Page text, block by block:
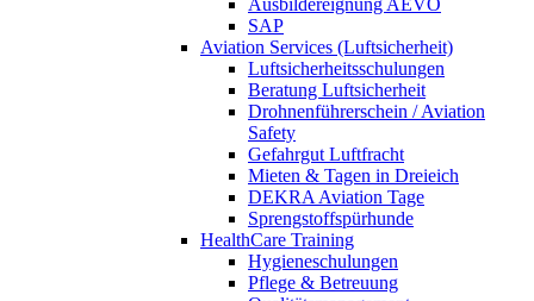
SAP
Aviation Services (Luftsicherheit)
Luftsicherheitsschulungen
Beratung Luftsicherheit
Drohnenführerschein / Aviation
Safety
Gefahrgut Luftfracht
Mieten & Tagen in Dreieich
DEKRA Aviation Tage
Sprengstoffspürhunde
HealthCare Training
Hygieneschulungen
Pflege & Betreuung